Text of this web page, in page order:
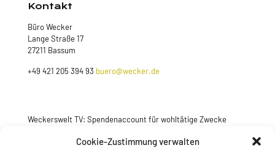
Cookie-Zustimmung verwalten
Kontakt
Büro Wecker
Lange Straße 17
27211 Bassum
+49 421 205 394 93 buero@wecker.de
Weckerswelt TV: Spendenaccount für wohltätige Zwecke
Jetzt spenden